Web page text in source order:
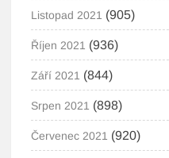
Listopad 2021 (905)
Říjen 2021 (936)
Září 2021 (844)
Srpen 2021 (898)
Červenec 2021 (920)